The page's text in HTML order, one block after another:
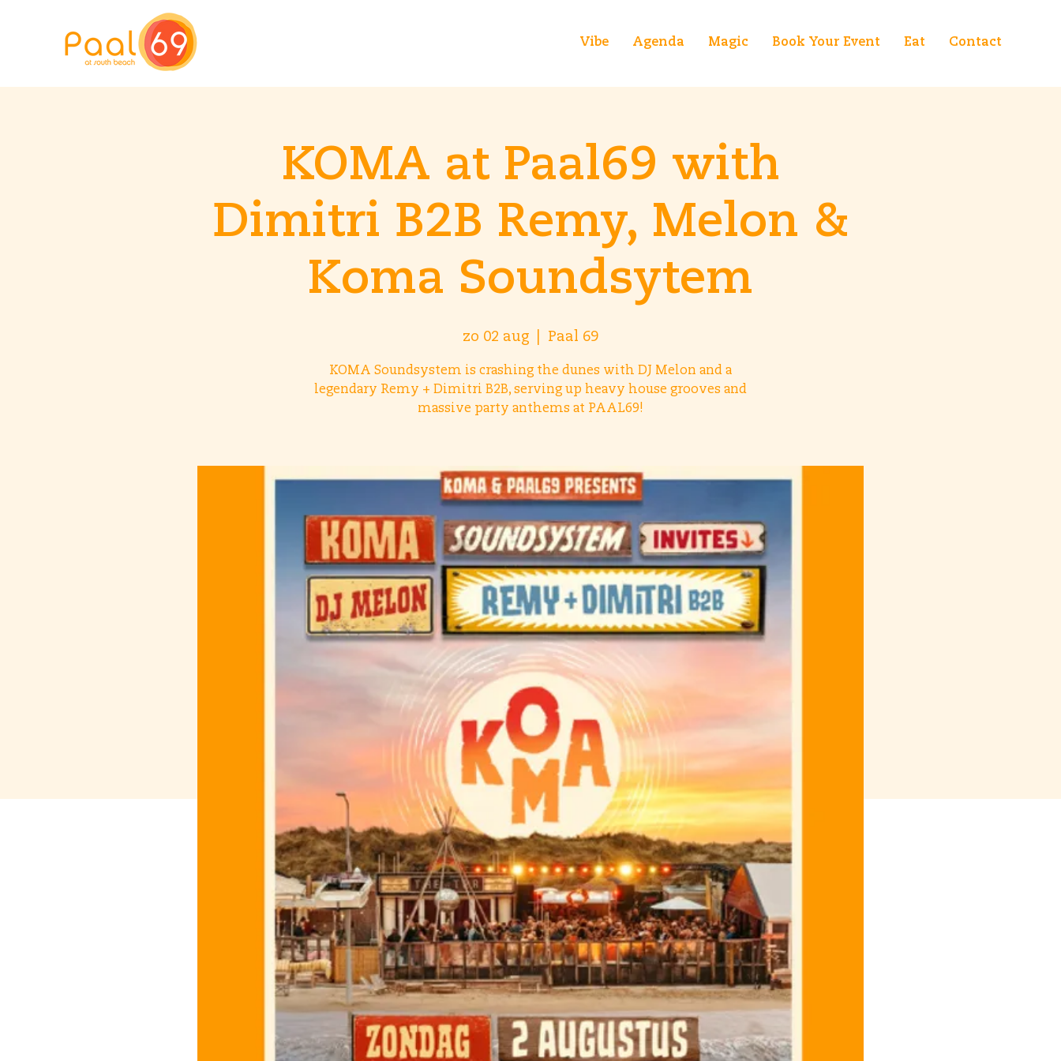
Vibe Agenda Magic Book Your Event Eat Contact
KOMA at Paal69 with
Dimitri B2B Remy, Melon &
Koma Soundsytem
zo 02 aug Paal 69
KOMA Soundsystem is crashing the dunes with DJ Melon and a
legendary Remy + Dimitri B2B, serving up heavy house grooves and
massive party anthems at PAAL69!